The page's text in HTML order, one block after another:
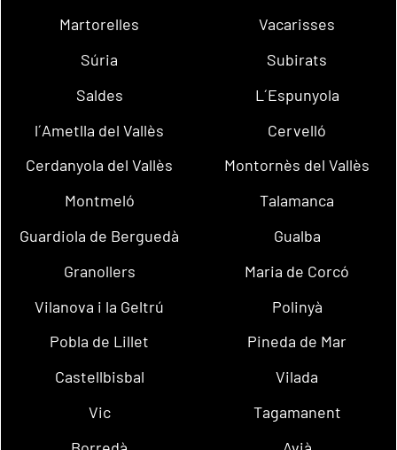
Martorelles
Vacarisses
Súria
Subirats
Saldes
L´Espunyola
l´Ametlla del Vallès
Cervelló
Cerdanyola del Vallès
Montornès del Vallès
Montmeló
Talamanca
Guardiola de Berguedà
Gualba
Granollers
Maria de Corcó
Vilanova i la Geltrú
Polinyà
Pobla de Lillet
Pineda de Mar
Castellbisbal
Vilada
Vic
Tagamanent